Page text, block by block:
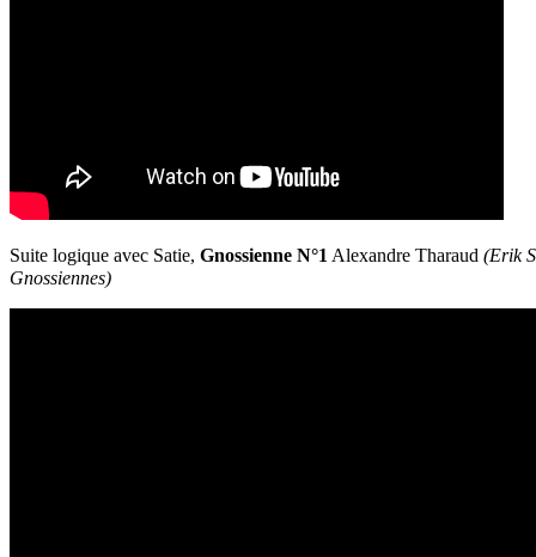
Suite logique avec Satie, Gnossienne N°1 Alexandre Tharaud (Erik
Gnossiennes)